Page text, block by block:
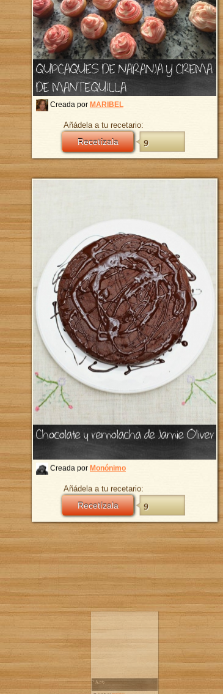
QUPCAQUES DE NARANJA Y CREMA
DE MANTEQUILLA
Creada por MARIBEL
Añádela a tu recetario:
Recetízala 9
Chocolate y remolacha de Jamie Oliver
Creada porMonónimo
Recetízala 9